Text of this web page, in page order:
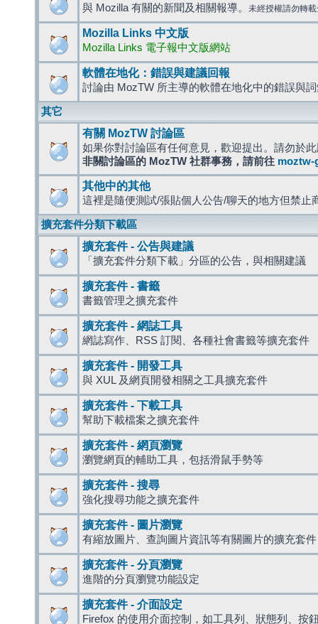
與 Mozilla 有關的新聞及相關報導。 未經授權請勿轉
Mozilla Links 中文版
Mozilla Links 電子報中文版網站
軟體在地化：錯誤與建議回報
討論由 MozTW 所主導的軟體在地化中的錯誤與
其它
有關 MozTW 討論區
如果你對討論區有任何意見，歡迎提出。請勿於
非關討論區的 MozTW 社群事務，請前往 moztw-
其他中的其他
這裡是隨便測試/張貼個人公告/聊天的地方但禁止
擴充套件分類下載區
擴充套件 - 公告與建議
「擴充套件分類下載」分區的公告，與相關建議
擴充套件 - 書籤
書籤管理之擴充套件
擴充套件 - 網誌工具
網誌寫作、RSS 訂閱、各種社會書籤等擴充套件
擴充套件 - 開發工具
與 XUL 及網頁開發相關之工具擴充套件
擴充套件 - 下載工具
幫助下載檔案之擴充套件
擴充套件 - 網頁瀏覽
瀏覽網頁的輔助工具，包括滑鼠手勢等
擴充套件 - 搜尋
強化搜尋功能之擴充套件
擴充套件 - 圖片瀏覽
有縮放圖片、查詢圖片資訊等有關圖片的擴充套件
擴充套件 - 分頁瀏覽
進階的分頁瀏覽功能設定
擴充套件 - 介面設定
Firefox 的使用介面控制，如工具列、狀態列、按